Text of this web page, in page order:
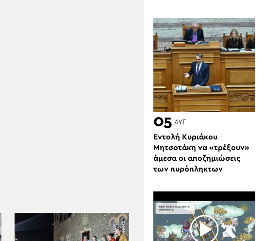
05 ΑΥΓ
Εντολή Κυριάκου
Μητσοτάκη να «τρέξουν»
άμεσα οι αποζημιώσεις
των πυρόπληκτων